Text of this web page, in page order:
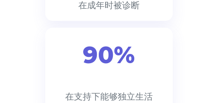
在成年时被诊断
90%
在支持下能够独立生活